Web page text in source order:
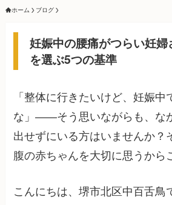
ホーム ブログ
妊娠中の腰痛がつらい妊
を選ぶ5つの基準
「整体に行きたいけど、妊娠
な」——そう思いながらも、な
出せずにいる方はいませんか？
腹の赤ちゃんを大切に思うから
こんにちは、堺市北区中百舌鳥